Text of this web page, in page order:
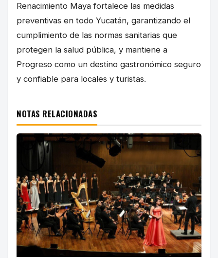
Renacimiento Maya fortalece las medidas
preventivas en todo Yucatán, garantizando el
cumplimiento de las normas sanitarias que
protegen la salud pública, y mantiene a
Progreso como un destino gastronómico seguro
y confiable para locales y turistas.
NOTAS RELACIONADAS